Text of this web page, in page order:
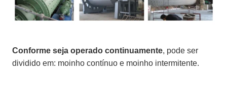
Conforme seja operado continuamente, pode ser
dividido em: moinho contínuo e moinho intermitente.